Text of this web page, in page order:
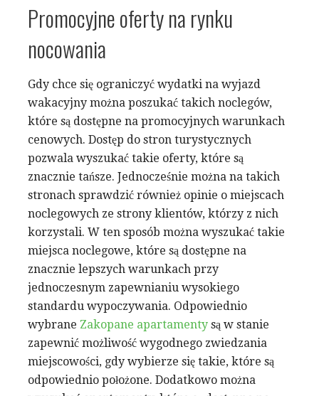
Promocyjne oferty na rynku
nocowania
Gdy chce się ograniczyć wydatki na wyjazd
wakacyjny można poszukać takich noclegów,
które są dostępne na promocyjnych warunkach
cenowych. Dostęp do stron turystycznych
pozwala wyszukać takie oferty, które są
znacznie tańsze. Jednocześnie można na takich
stronach sprawdzić również opinie o miejscach
noclegowych ze strony klientów, którzy z nich
korzystali. W ten sposób można wyszukać takie
miejsca noclegowe, które są dostępne na
znacznie lepszych warunkach przy
jednoczesnym zapewnianiu wysokiego
standardu wypoczywania. Odpowiednio
wybrane Zakopane apartamenty są w stanie
zapewnić możliwość wygodnego zwiedzania
miejscowości, gdy wybierze się takie, które są
odpowiednio położone. Dodatkowo można